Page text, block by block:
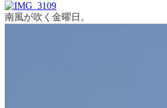
南風が吹く金曜日。